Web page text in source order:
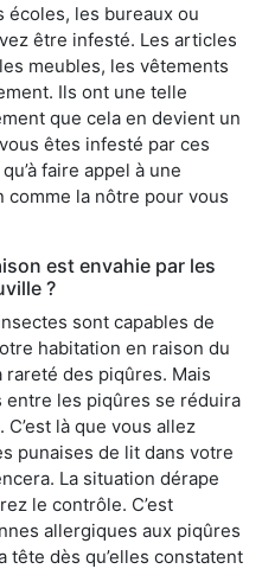
écoles, les bureaux ou
être infesté. Les articles
meubles, les vêtements
Ils ont une telle
que cela en devient un
êtes infesté par ces
faire appel à une
la nôtre pour vous
est envahie par les
?
sont capables de
habitation en raison du
des piqûres. Mais
entre les piqûres se réduira
là que vous allez
punaises de lit dans votre
La situation dérape
le contrôle. C’est
allergiques aux piqûres
tête dès qu’elles constatent